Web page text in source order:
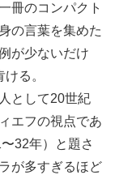
冊のコンパクト
の言葉を集めた
が少ないだけ
る。
として20世紀
エフの視点であ
32年）と題さ
が多すぎるほど